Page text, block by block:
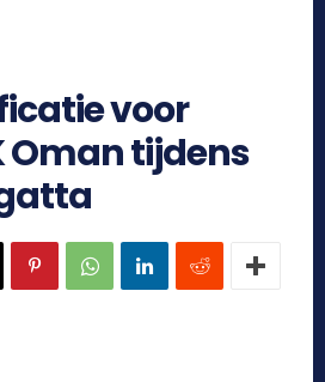
voor
Oman tijdens